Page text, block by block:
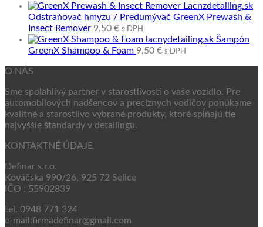
Odstraňovač hmyzu / Predumývač GreenX Prewash &
Insect Remover 9,50 € s DPH
Šampón
GreenX Shampoo & Foam 9,50 € s DPH
O NÁS
Sme spoľahlivý partner v starostlivosti o vaše vozidlo. Pre
automobilových nadšencov a precíznych vodičov ponúkame
kvalitné a starostlivo vybrané produkty, ktoré spĺňajú tie
najvyššie štandardy v detailingu.
KONTAKTNÉ ÚDAJE
Definar s.r.o.
Kováčska 990/26, 925 72 Selice
IČO : 55902839
tel. 0948 771 324
e-mail:firmadefinar@gmail.com